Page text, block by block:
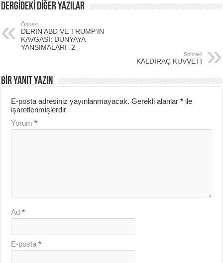
DERGİDEKİ DİĞER YAZILAR
Önceki
DERİN ABD VE TRUMP’IN
KAVGASI: DÜNYAYA
YANSIMALARI -2-
Sonraki
KALDIRAÇ KUVVETİ
BIR YANIT YAZIN
E-posta adresiniz yayınlanmayacak. Gerekli alanlar* ile
işaretlenmişlerdir
Yorum*
Ad*
E-posta*